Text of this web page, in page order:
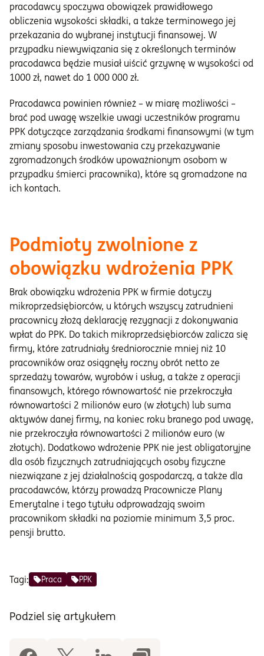
pracodawcy spoczywa obowiązek prawidłowego
obliczenia wysokości składki, a także terminowego jej
przekazania do wybranej instytucji finansowej. W
przypadku niewywiązania się z określonych terminów
pracodawca będzie musiał uiścić grzywnę w wysokości od
1000 zł, nawet do 1 000 000 zł.
Pracodawca powinien również – w miarę możliwości –
brać pod uwagę wszelkie uwagi uczestników programu
PPK dotyczące zarządzania środkami finansowymi (w tym
zmiany sposobu inwestowania czy przekazywanie
zgromadzonych środków upoważnionym osobom w
przypadku śmierci pracownika), które są gromadzone na
ich kontach.
Podmioty zwolnione z
obowiązku wdrożenia PPK
Brak obowiązku wdrożenia PPK w firmie dotyczy
mikroprzedsiębiorców, u których wszyscy zatrudnieni
pracownicy złożą deklarację rezygnacji z dokonywania
wpłat do PPK. Do takich mikroprzedsiębiorców zalicza się
firmy, które zatrudniały średniorocznie mniej niż 10
pracowników oraz osiągnęły roczny obrót netto ze
sprzedaży towarów, wyrobów i usług, a także z operacji
finansowych, którego równowartość nie przekroczyła
równowartości 2 milionów euro (w złotych) lub suma
aktywów danej firmy, na koniec roku branego pod uwagę,
nie przekroczyła równowartości 2 milionów euro (w
złotych). Dodatkowo wdrożenie PPK nie jest obligatoryjne
dla osób fizycznych zatrudniających osoby fizyczne
niezwiązane z jej działalnością gospodarczą, a także dla
pracodawców, którzy prowadzą Pracownicze Plany
Emerytalne i tego tytułu odprowadzają swoim
pracownikom składki na poziomie minimum 3,5 proc.
pensji brutto.
Tagi: Praca PPK
Podziel się artykułem